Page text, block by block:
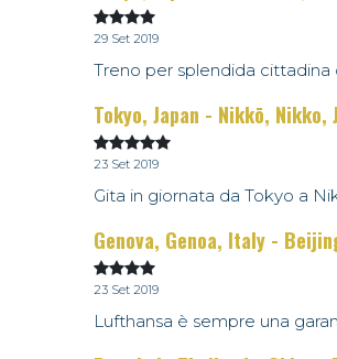
29 Set 2019
Treno per splendida cittadina
Tokyo, Japan - Nikkō, Nikko,
23 Set 2019
Gita in giornata da Tokyo a
Genova, Genoa, Italy -
23 Set 2019
Lufthansa è sempre una